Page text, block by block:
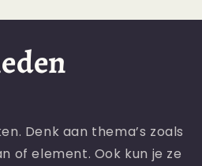
Denk aan thema’s zoals
of element. Ook kun je ze